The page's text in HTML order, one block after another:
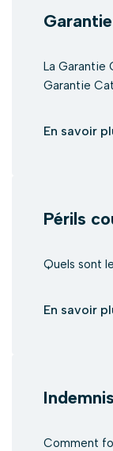
Garantie
La Garantie
Garantie
En savoir
Périls
Quels sont
En savoir
Comment